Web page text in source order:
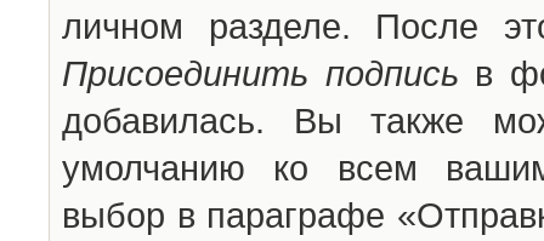
личном разделе. После
Присоединить подпись в
добавилась. Вы также
умолчанию ко всем
выбор в параграфе